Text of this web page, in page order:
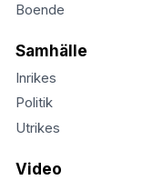
Boende
Samhälle
Inrikes
Politik
Utrikes
Video